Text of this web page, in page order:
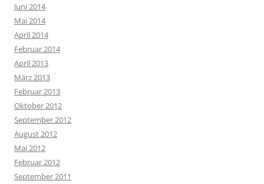
Juni 2014
Mai 2014
April 2014
Februar 2014
April 2013
März 2013
Februar 2013
Oktober 2012
September 2012
August 2012
Mai 2012
Februar 2012
September 2011